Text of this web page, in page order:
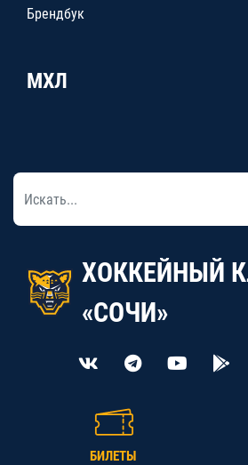
Брендбук
МХЛ
ХОККЕЙНЫЙ
«СОЧИ»
БИЛЕТЫ